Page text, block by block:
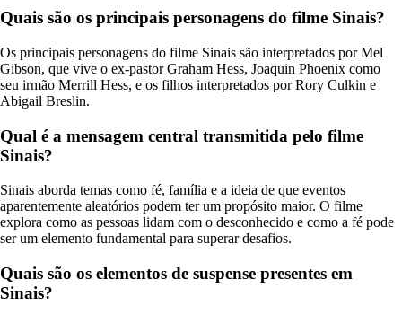
Quais são os principais personagens do filme Sinais?
Os principais personagens do filme Sinais são interpretados por Mel
Gibson, que vive o ex-pastor Graham Hess, Joaquin Phoenix como
seu irmão Merrill Hess, e os filhos interpretados por Rory Culkin e
Abigail Breslin.
Qual é a mensagem central transmitida pelo filme
Sinais?
Sinais aborda temas como fé, família e a ideia de que eventos
aparentemente aleatórios podem ter um propósito maior. O filme
explora como as pessoas lidam com o desconhecido e como a fé pode
ser um elemento fundamental para superar desafios.
Quais são os elementos de suspense presentes em
Sinais?